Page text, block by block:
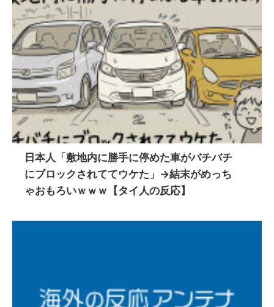
日本人「敷地内に勝手に停めた車がバチバチ
にブロックされててウケた」→結末がめっち
ゃおもろいｗｗｗ【タイ人の反応】